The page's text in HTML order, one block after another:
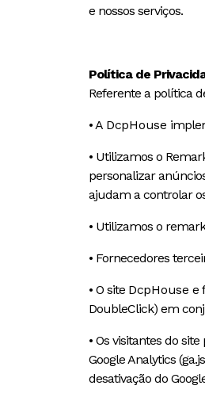
e nossos serviços.
Política de
Referente a política
• A DcpHouse
• Utilizamos o
personalizar
ajudam a controlar
• Utilizamos o
• Fornecedores
• O site DcpHouse e
DoubleClick) em
• Os visitantes do
Google Analytics
desativação do